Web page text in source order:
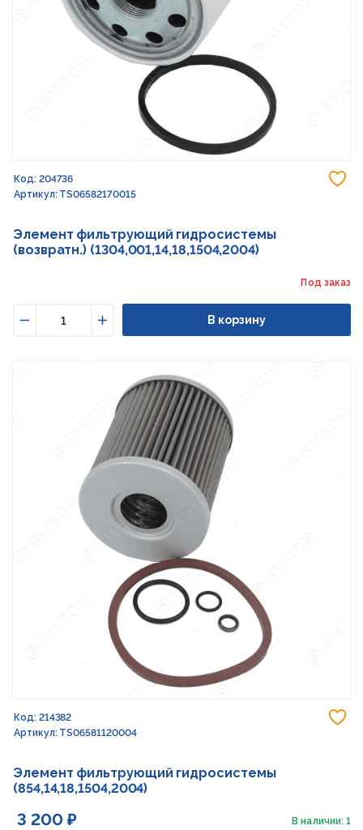
Код: 204736
Артикул: TS06582170015
Элемент фильтрующий гидросистемы
(возвратн.) (1304,001,14,18,1504,2004)
Под заказ
Увеличить
В корзину
Код: 214382
Артикул: TS06581120004
Элемент фильтрующий гидросистемы
(854,14,18,1504,2004)
3 200 ₽ В наличии: 1